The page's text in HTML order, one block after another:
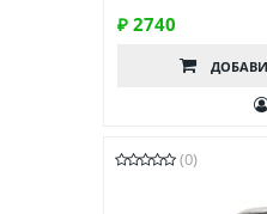
₽ 2740
(0)